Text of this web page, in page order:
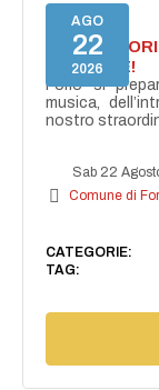
AGO
22
2026
NASCE
ACCENDE!
Forio si
musica,
nostro
Sab 22
Comune di
CATEGORIE:
TAG: